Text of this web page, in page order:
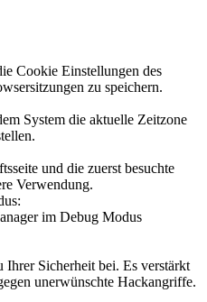
Cookie Einstellungen des
zu speichern.
System die aktuelle Zeitzone
und die zuerst besuchte
Verwendung.
im Debug Modus
Sicherheit bei. Es verstärkt
unerwünschte Hackangriffe.